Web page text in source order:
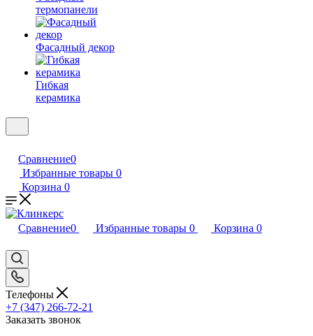
термопанели
Фасадный декор
Гибкая
керамика
Сравнение0
Избранные товары 0
Корзина 0
Сравнение0 Избранные товары 0 Корзина 0
Телефоны
+7 (347) 266-72-21
Заказать звонок